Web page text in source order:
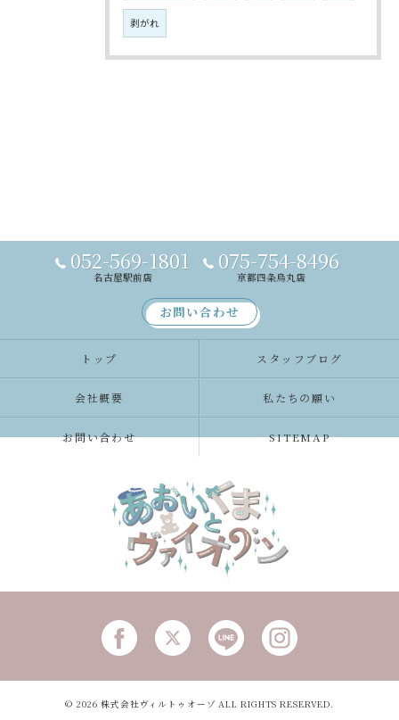
剥がれ
052-569-1801
名古屋駅前店
075-754-8496
京都四条烏丸店
お問い合わせ
トップ スタッフブログ
会社概要 私たちの願い
お問い合わせ SITEMAP
© 2026 株式会社ヴィルトゥオーゾ ALL RIGHTS RESERVED.